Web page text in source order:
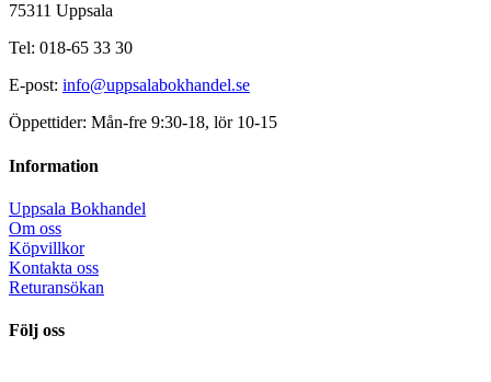
75311 Uppsala
Tel: 018-65 33 30
E-post: info@uppsalabokhandel.se
Öppettider: Mån-fre 9:30-18, lör 10-15
Information
Uppsala Bokhandel
Om oss
Köpvillkor
Kontakta oss
Returansökan
Följ oss